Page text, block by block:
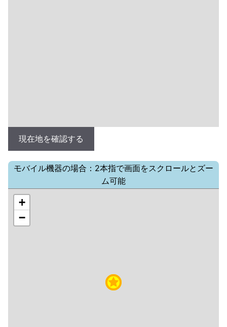
現在地を確認する
モバイル機器の場合：2本指で画面をスクロールとズー
ム可能
+
−